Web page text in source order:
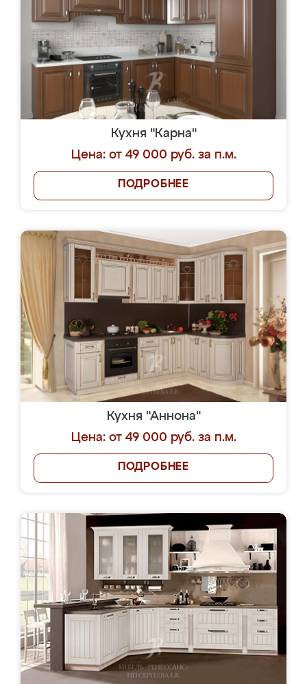
Кухня "Карна"
Цена: от 49 000 руб. за п.м.
ПОДРОБНЕЕ
Кухня "Аннона"
Цена: от 49 000 руб. за п.м.
ПОДРОБНЕЕ